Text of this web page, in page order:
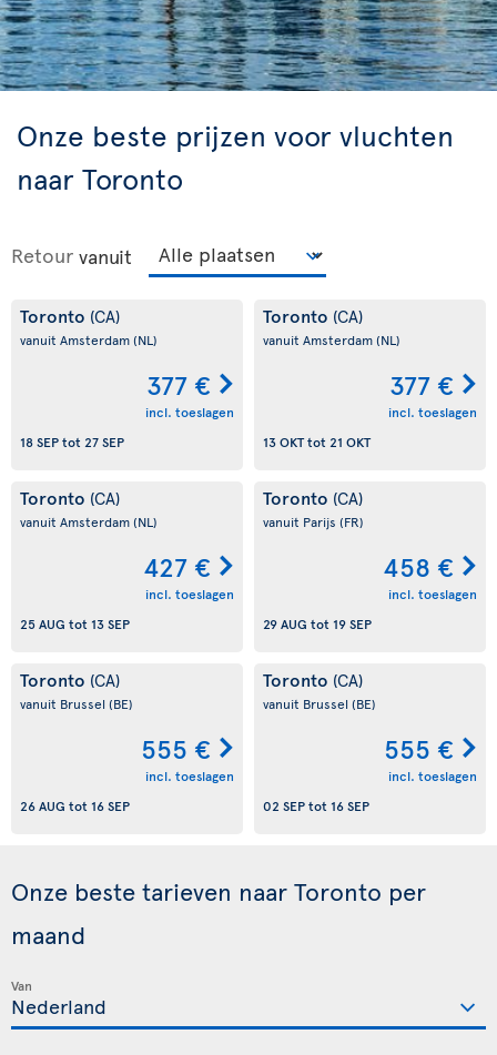
Onze beste prijzen voor vluchten
naar Toronto
Retour vanuit
Toronto (CA)
vanuit Amsterdam(NL)
377 €
incl. toeslagen
18 SEPtot 27 SEP
Toronto (CA)
vanuit Amsterdam(NL)
377 €
incl. toeslagen
13 OKTtot 21 OKT
Toronto (CA)
vanuit Amsterdam(NL)
427 €
incl. toeslagen
25 AUG tot 13 SEP
Toronto (CA)
vanuit Parijs (FR)
458 €
incl. toeslagen
29 AUG tot 19 SEP
Toronto (CA)
vanuit Brussel (BE)
555 €
incl. toeslagen
26 AUG tot 16 SEP
Toronto (CA)
vanuit Brussel (BE)
555 €
incl. toeslagen
02 SEPtot 16 SEP
Onze beste tarieven naar Toronto per
maand
Van